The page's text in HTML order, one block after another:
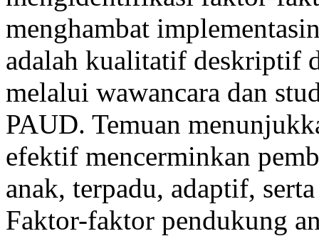
menghambat
adalah kualitatif deskriptif
melalui wawancara dan
PAUD. Temuan
efektif mencerminkan
anak, terpadu, adaptif,
Faktor-faktor pendukung